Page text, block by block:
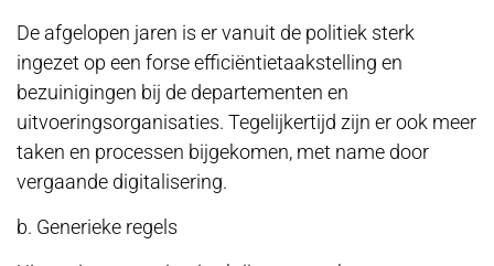
De afgelopen jaren is er vanuit de politiek sterk
ingezet op een forse efficiëntietaakstelling en
bezuinigingen bij de departementen en
uitvoeringsorganisaties. Tegelijkertijd zijn er ook meer
taken en processen bijgekomen, met name door
vergaande digitalisering.
b. Generieke regels